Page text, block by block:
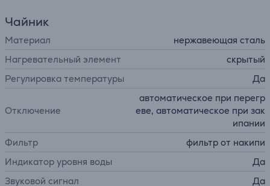
Чайник
Материал
нержавеющая сталь
Нагревательный элемент
cкрытый
Регулировка температуры
Да
Отключение
автоматическое при перегр
еве, автоматическое при зак
ипании
Фильтр
фильтр от накипи
Индикатор уровня воды
Да
Звуковой сигнал
Да